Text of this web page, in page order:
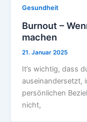
Gesundheit
Burnout –
machen
21. Januar 2025
It’s wichtig, dass
auseinandersetzt,
persönlichen
nicht,